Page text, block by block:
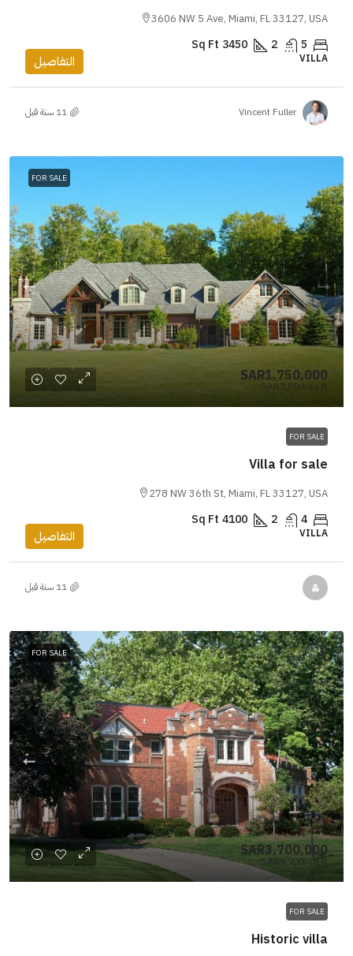
3606 NW 5 Ave, Miami, FL 33127, USA
2
3450
Sq Ft
VILLA التفاصيل
Vincent Fuller
FOR SALE
SAR1,750,000
SAR7,500/sq ft
FOR SALE
Villa for sale
278 NW 36th St, Miami, FL 33127, USA
4
2
4100
Sq Ft
VILLA التفاصيل
FOR SALE
SAR3,700,000
SAR9,900/sq ft
FOR SALE
Historic villa